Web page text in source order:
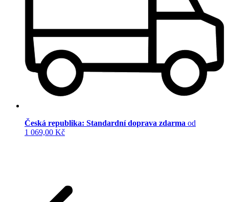
Česká republika: Standardní doprava zdarma od
1 069,00 Kč